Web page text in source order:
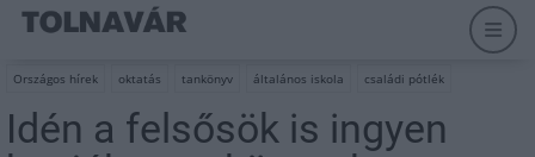
Országos hírek oktatás tankönyv általános iskola családi pótlék
Idén a felsősök is ingyen